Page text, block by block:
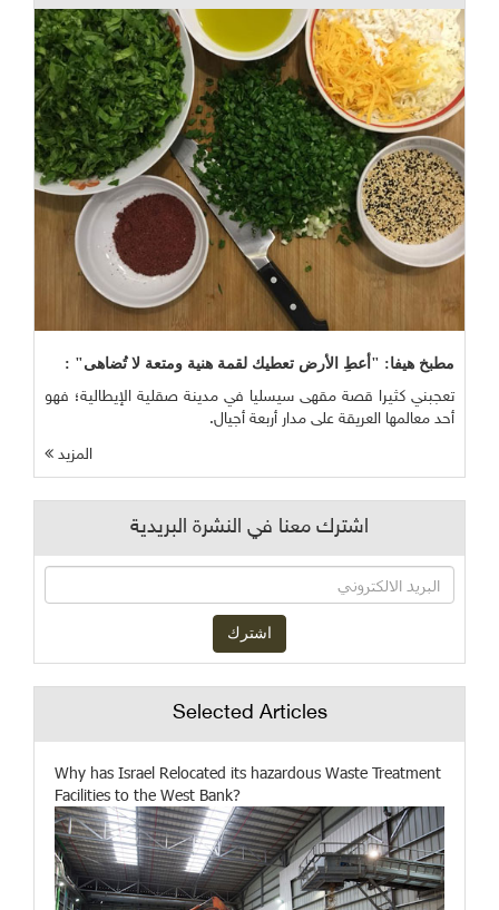
مطبخ هيفا: "أعطِ الأرض تعطيك لقمة هنية ومتعة لا تُضاهى" :
تعجبني كثيرا قصة مقهى سيسليا في مدينة صقلية الإيطالية؛ فهو
أحد معالمها العريقة على مدار أربعة أجيال.
المزيد
اشترك معنا في النشرة البريدية
Selected Articles
Why has Israel Relocated its hazardous Waste Treatment
Facilities to the West Bank?